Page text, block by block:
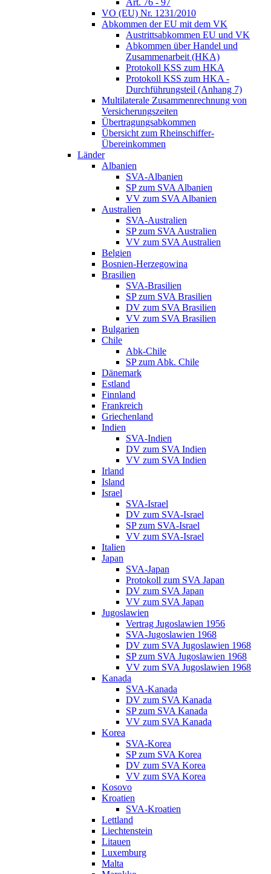
VO (EU) Nr. 1231/2010
Abkommen der EU mit dem VK
Austrittsabkommen EU und VK
Abkommen über Handel und
Zusammenarbeit (HKA)
Protokoll KSS zum HKA
Protokoll KSS zum HKA -
Durchführungsteil (Anhang 7)
Multilaterale Zusammenrechnung von
Versicherungszeiten
Übertragungsabkommen
Übersicht zum Rheinschiffer-
Übereinkommen
Länder
Albanien
SVA-Albanien
SP zum SVA Albanien
VV zum SVA Albanien
Australien
SVA-Australien
SP zum SVA Australien
VV zum SVA Australien
Belgien
Bosnien-Herzegowina
Brasilien
SVA-Brasilien
SP zum SVA Brasilien
DV zum SVA Brasilien
VV zum SVA Brasilien
Bulgarien
Chile
Abk-Chile
SP zum Abk. Chile
Dänemark
Estland
Finnland
Frankreich
Griechenland
Indien
SVA-Indien
DV zum SVA Indien
VV zum SVA Indien
Irland
Island
Israel
SVA-Israel
DV zum SVA-Israel
SP zum SVA-Israel
VV zum SVA-Israel
Italien
Japan
SVA-Japan
Protokoll zum SVA Japan
DV zum SVA Japan
VV zum SVA Japan
Jugoslawien
Vertrag Jugoslawien 1956
SVA-Jugoslawien 1968
DV zum SVA Jugoslawien 1968
SP zum SVA Jugoslawien 1968
VV zum SVA Jugoslawien 1968
Kanada
SVA-Kanada
DV zum SVA Kanada
SP zum SVA Kanada
VV zum SVA Kanada
Korea
SVA-Korea
SP zum SVA Korea
DV zum SVA Korea
VV zum SVA Korea
Kosovo
Kroatien
SVA-Kroatien
Lettland
Liechtenstein
Litauen
Luxemburg
Malta